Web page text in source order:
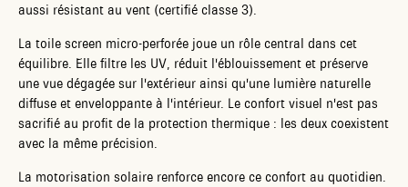
aussi résistant au vent (certifié classe 3).
La toile screen micro-perforée joue un rôle central dans cet
équilibre. Elle filtre les UV, réduit l'éblouissement et préserve
une vue dégagée sur l'extérieur ainsi qu'une lumière naturelle
diffuse et enveloppante à l'intérieur. Le confort visuel n'est pas
sacrifié au profit de la protection thermique : les deux coexistent
avec la même précision.
La motorisation solaire renforce encore ce confort au quotidien.